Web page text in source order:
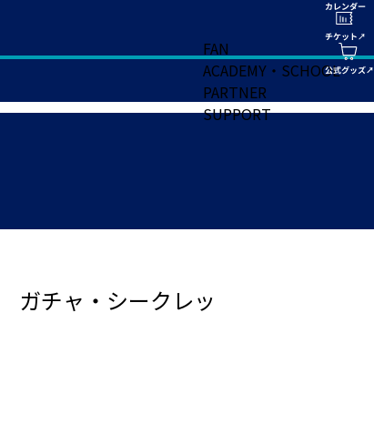
FAN
ACADEMY・SCHOOL
PARTNER
SUPPORT
ガチャ・シークレッ